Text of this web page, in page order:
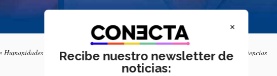
y Educación, y Roberto Durán Fernández, profesor de la Escuela de Ciencias
×
Recibe nuestro newsletter de
noticias: